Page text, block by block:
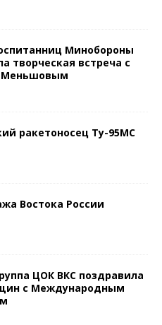
Минобороны
творческая встреча с
ракетоносец Ту-95МС
Востока России
ЦОК ВКС поздравила
с Международным